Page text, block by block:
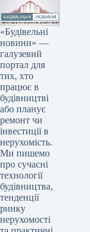
«Будівельні
новини» —
галузевий
портал для
тих, хто
працює в
будівництві
або планує
ремонт чи
інвестиції в
нерухомість.
Ми пишемо
про сучасні
технології
будівництва,
тенденції
ринку
нерухомості